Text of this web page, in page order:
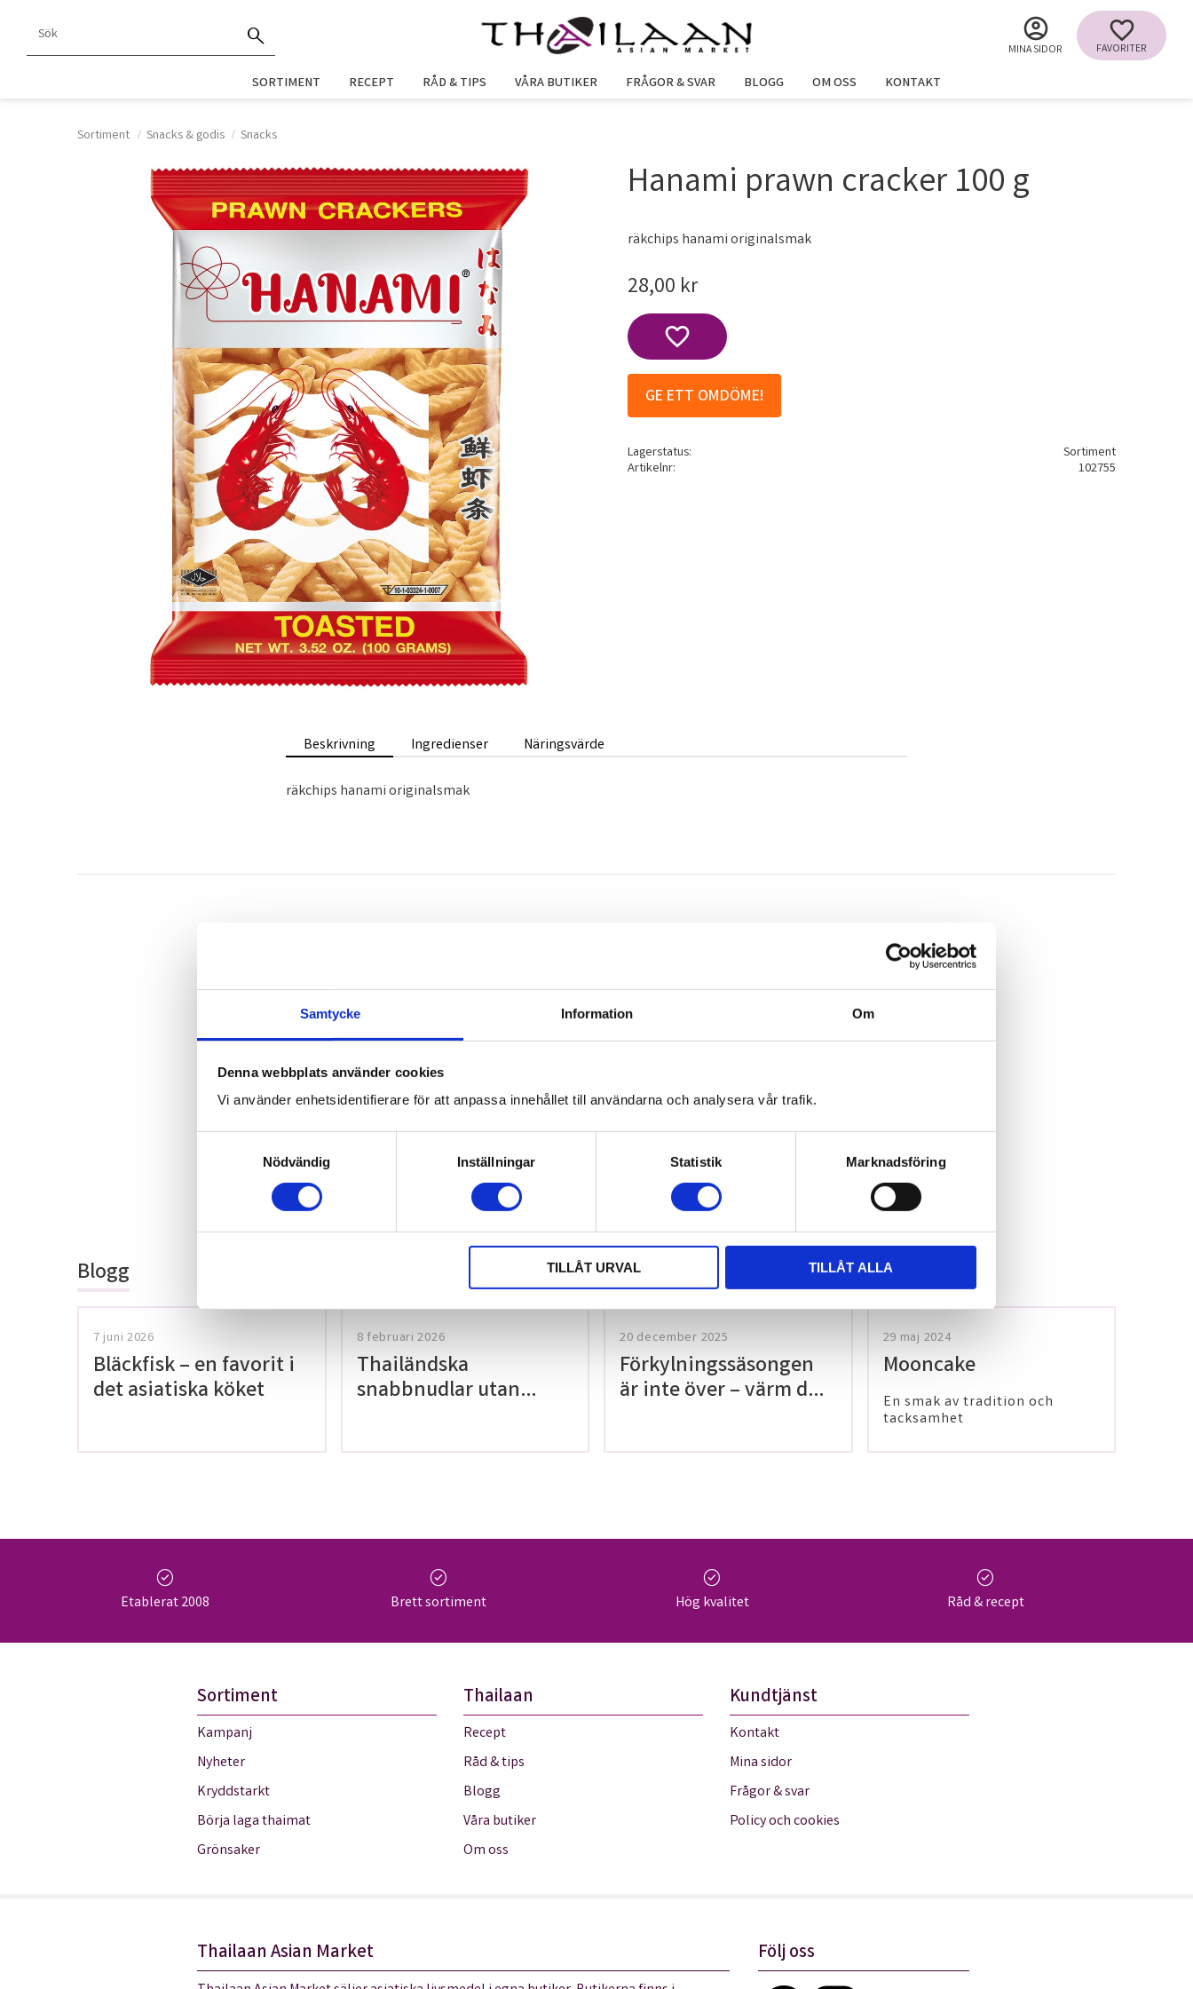
Samtycke Information Om
Denna webbplats använder cookies
Vi använder enhetsidentifierare för att anpassa innehållet till användarna och analysera vår trafik.
s
l
Nödvändig Inställningar Statistik Marknadsföring
TILLÅT URVAL TILLÅT ALLA
MINA SIDOR
FAVORITER
SORTIMENT
RECEPT RÅD & TIPS VÅRA BUTIKER FRÅGOR & SVAR BLOGG OM OSS KONTAKT
Sortiment Snacks & godis Snacks
Hanami prawn cracker 100 g
räkchips hanami originalsmak
28,00 kr
Lägg till i favoriter
Lagerstatus
Sortiment
Artikelnr
102755
GE ETT OMDÖME!
Beskrivning Ingredienser Näringsvärde
räkchips hanami originalsmak
Bli den första att lämna ett
Blogg
7 juni 2026
Bläckfisk – en favorit i
det asiatiska köket
8 februari 2026
Thailändska
snabbnudlar utan
20 december 2025
Förkylningssäsongen
är inte över – värm dig
29 maj 2024
Mooncake
En smak av tradition och
tacksamhet
check_circle
Etablerat 2008
check_circle
Brett sortiment
check_circle
Hög kvalitet
check_circle
Råd & recept
Sortiment
Kampanj
Nyheter
Kryddstarkt
Börja laga thaimat
Grönsaker
Thailaan
Recept
Råd & tips
Blogg
Våra butiker
Om oss
Kundtjänst
Kontakt
Mina sidor
Frågor & svar
Policy och cookies
Thailaan Asian Market Följ oss